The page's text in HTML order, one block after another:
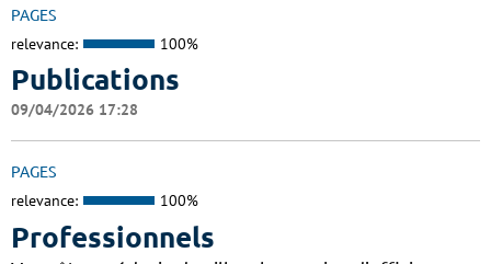
PAGES
relevance: 100%
Publications
09/04/2026 17:28
PAGES
relevance: 100%
Professionnels